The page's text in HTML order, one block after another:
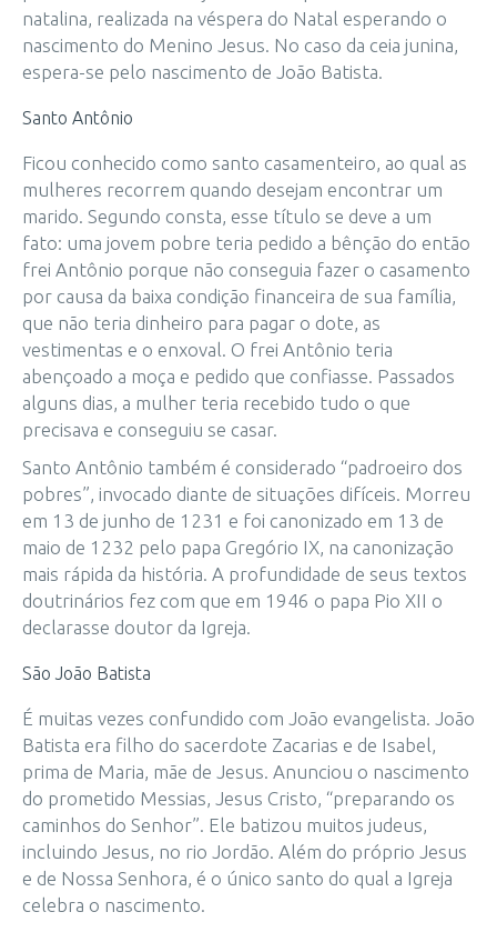
natalina, realizada na véspera do Natal esperando o
nascimento do Menino Jesus. No caso da ceia junina,
espera-se pelo nascimento de João Batista.
Santo Antônio
Ficou conhecido como santo casamenteiro, ao qual as
mulheres recorrem quando desejam encontrar um
marido. Segundo consta, esse título se deve a um
fato: uma jovem pobre teria pedido a bênção do então
frei Antônio porque não conseguia fazer o casamento
por causa da baixa condição financeira de sua família,
que não teria dinheiro para pagar o dote, as
vestimentas e o enxoval. O frei Antônio teria
abençoado a moça e pedido que confiasse. Passados
alguns dias, a mulher teria recebido tudo o que
precisava e conseguiu se casar.
Santo Antônio também é considerado “padroeiro dos
pobres”, invocado diante de situações difíceis. Morreu
em 13 de junho de 1231 e foi canonizado em 13 de
maio de 1232 pelo papa Gregório IX, na canonização
mais rápida da história. A profundidade de seus textos
doutrinários fez com que em 1946 o papa Pio XII o
declarasse doutor da Igreja.
São João Batista
É muitas vezes confundido com João evangelista. João
Batista era filho do sacerdote Zacarias e de Isabel,
prima de Maria, mãe de Jesus. Anunciou o nascimento
do prometido Messias, Jesus Cristo, “preparando os
caminhos do Senhor”. Ele batizou muitos judeus,
incluindo Jesus, no rio Jordão. Além do próprio Jesus
e de Nossa Senhora, é o único santo do qual a Igreja
celebra o nascimento.